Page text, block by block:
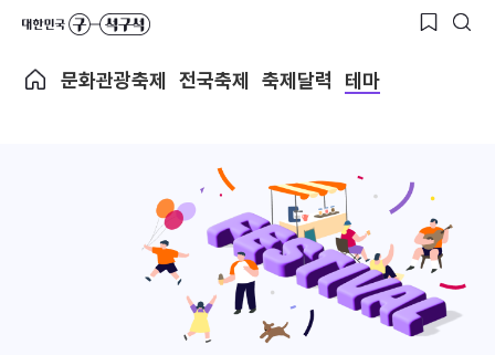
문화관광축제 전국축제 축제달력 테마